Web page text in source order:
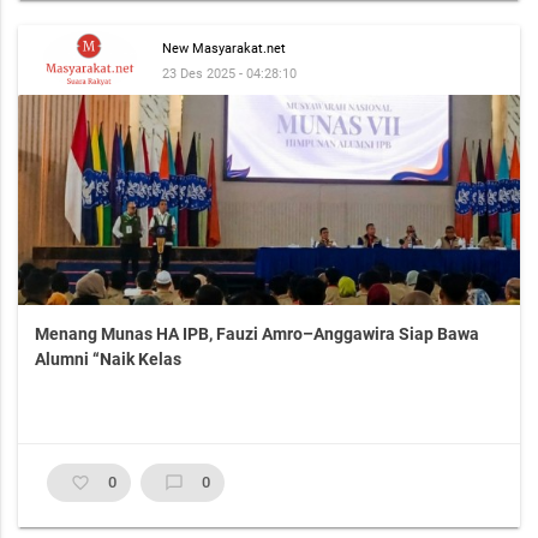
New Masyarakat.net
23 Des 2025 - 04:28:10
Menang Munas HA IPB, Fauzi Amro–Anggawira Siap Bawa
Alumni “Naik Kelas
favorite_border 0 chat_bubble_outline 0